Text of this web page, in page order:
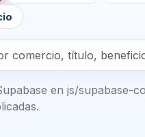
en js/supabase-